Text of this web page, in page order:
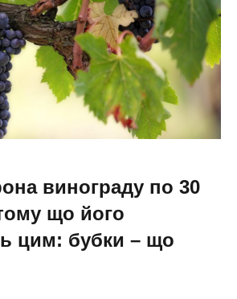
винограду по 30
що його
цим: бубки – що